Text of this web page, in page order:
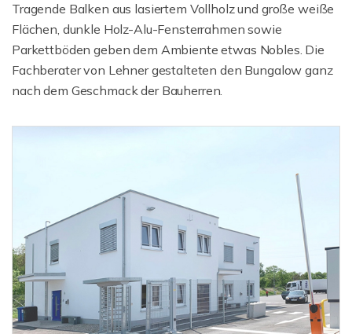
Tragende Balken aus lasiertem Vollholz und große weiße
Flächen, dunkle Holz-Alu-Fensterrahmen sowie
Parkettböden geben dem Ambiente etwas Nobles. Die
Fachberater von Lehner gestalteten den Bungalow ganz
nach dem Geschmack der Bauherren.